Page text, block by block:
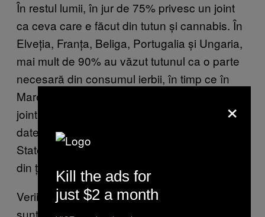
În restul lumii, în jur de 75% privesc un joint
ca ceva care e făcut din tutun și cannabis. În
Elveția, Franța, Beliga, Portugalia și Ungaria,
mai mult de 90% au văzut tutunul ca o parte
necesară din consumul ierbii, în timp ce în
Marea Britanie a fost de 80%. În Europa,
jointurile ei lungi și înmuiate de tutun sunt
date mai departe fără griji, în timp ce în
Statele Unite, totul se rezumă la fumuri rapide
din țigări tari de marijuana.
Verii de canabis cei mai apropiați ai Americii
sunt drogații din Noua Zeelandă, unde doar
×
Kill the ads for
just $2 a month